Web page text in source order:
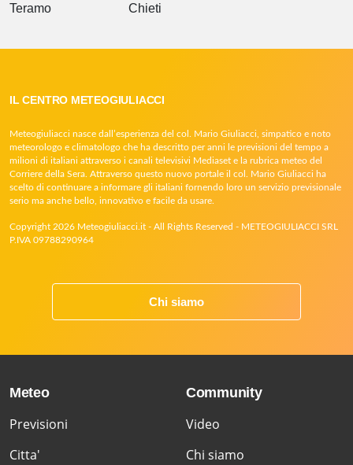
Teramo
Chieti
IL CENTRO METEOGIULIACCI
Meteogiuliacci nasce dall’esperienza del col. Mario Giuliacci, simpatico e noto
meteorologo e climatologo che ha descritto per anni le previsioni del tempo a
milioni di italiani attraverso i canali televisivi Mediaset e la rubrica meteo del
Corriere della Sera. Attraverso questo nuovo portale il col. Mario Giuliacci ha
scelto di continuare a informare gli italiani fornendo loro un servizio previsionale
serio ma anche bello, innovativo e facile da usare.
Copyright 2026 Meteogiuliacci.it - All Rights Reserved - METEOGIULIACCI SRL
P.IVA 09788290964
Chi siamo
Meteo
Previsioni
Citta'
Community
Video
Chi siamo